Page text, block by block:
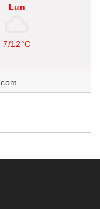
Lun
7/12°C